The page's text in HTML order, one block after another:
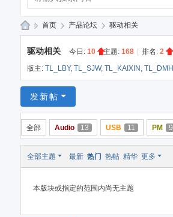
论
坛
» 首页 › 产品论坛 › 驱动相关
驱动相关 今日: 10 | 主题: 168 排名: 2
版主: TL_LBY, TL_SJW, TL_KAIXIN , TL_DMH
发新帖
全部 Audio 13 USB 11 PM 9
全部主题 最新 热门 热帖 精华 更多
本版块或指定的范围内尚无主题